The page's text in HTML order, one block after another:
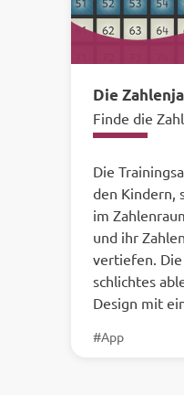
Die
Finde die
Die
den Kindern,
im
und ihr
vertiefen.
schlichtes
Design mit
#App